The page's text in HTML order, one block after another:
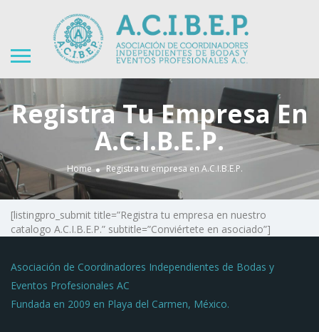
Registra Tu Empresa En
A.C.I.B.E.P.
Home Registra tu empresa en A.C.I.B.E.P.
[listingpro_submit title=”Registra tu empresa en nuestro
catalogo A.C.I.B.E.P.” subtitle=”Conviértete en asociado”]
Asociación de Coordinadores Independientes de Bodas y
Eventos Profesionales AC
Fundada en 2009 en Playa del Carmen, México.